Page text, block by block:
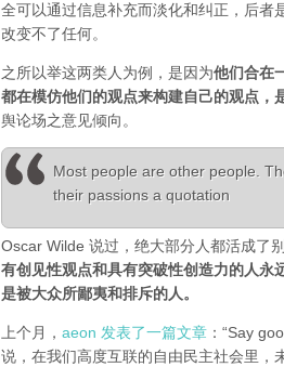
全可以通过信息补充而淡化和纠正，后
改变不了任何。
之所以举这两类人为例，是因为他们合在
都在模仿他们的观点来构建自己的观点，
舆论场之意见倾向。
Most people are other people.
their passions a quotation
Oscar Wilde 说过，绝大部分人都活成了
有创见性观点和具有突破性创造力的人永
是被大众所鄙夷和排斥的人。
上个月， aeon 发表了一篇文章 ：“Say
说，在我们高度互联的自由民主社会里，